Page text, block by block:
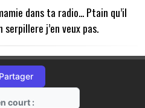
dans ta radio... Ptain qu’il
j’en veux pas.
Partager
court :